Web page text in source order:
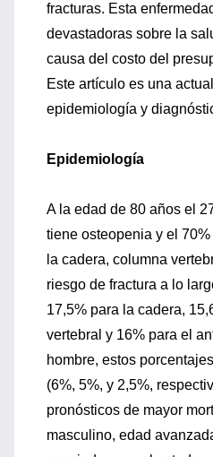
fracturas. Esta
devastadoras sobre la
causa del costo del
Este artículo es una
epidemiología y
Epidemiología
A la edad de 80 años el
tiene osteopenia y el
la cadera, columna
riesgo de fractura a lo
17,5% para la cadera,
vertebral y 16% para el
hombre, estos
(6%, 5%, y 2,5%,
pronósticos de mayor
masculino, edad